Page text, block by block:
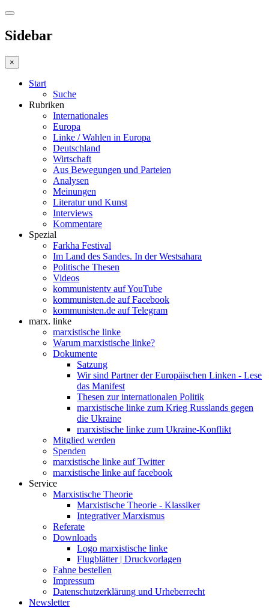
Sidebar
×
Start
Suche
Rubriken
Internationales
Europa
Linke / Wahlen in Europa
Deutschland
Wirtschaft
Aus Bewegungen und Parteien
Analysen
Meinungen
Literatur und Kunst
Interviews
Kommentare
Spezial
Farkha Festival
Im Land des Sandes. In der Westsahara
Politische Thesen
Videos
kommunistentv auf YouTube
kommunisten.de auf Facebook
kommunisten.de auf Telegram
marx. linke
marxistische linke
Warum marxistische linke?
Dokumente
Satzung
Wir sind Partner der Europäischen Linken - Lese
das Manifest
Thesen zur internationalen Politik
marxistische linke zum Krieg Russlands gegen
die Ukraine
marxistische linke zum Ukraine-Konflikt
Mitglied werden
Spenden
marxistische linke auf Twitter
marxistische linke auf facebook
Service
Marxistische Theorie
Marxistische Theorie - Klassiker
Integrativer Marxismus
Referate
Downloads
Logo marxistische linke
Flugblätter | Druckvorlagen
Fahne bestellen
Impressum
Datenschutzerklärung und Urheberrecht
Newsletter